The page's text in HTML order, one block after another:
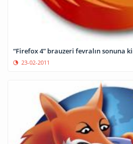
“Firefox 4” brauzeri fevralın sonuna
23-02-2011